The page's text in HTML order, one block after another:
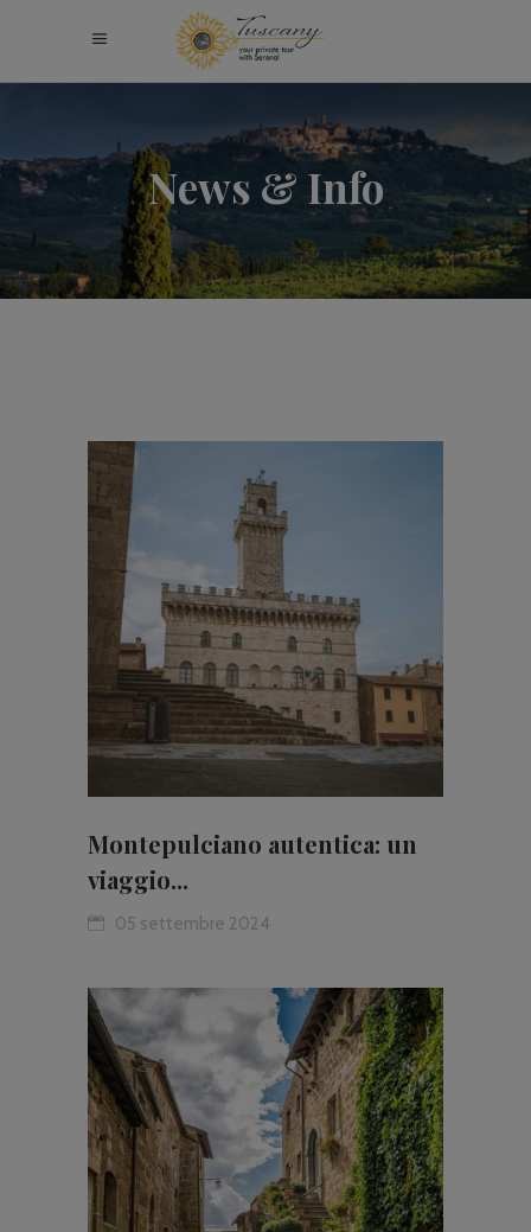
News & Info
Montepulciano autentica: un
viaggio...
05 settembre 2024